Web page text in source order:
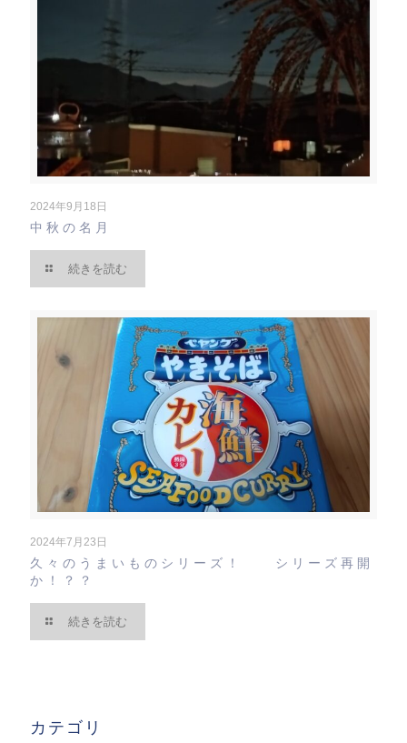
2024年9月18日
中秋の名月
続きを読む
2024年7月23日
久々のうまいものシリーズ！ シリーズ再開
か！？？
続きを読む
カテゴリ